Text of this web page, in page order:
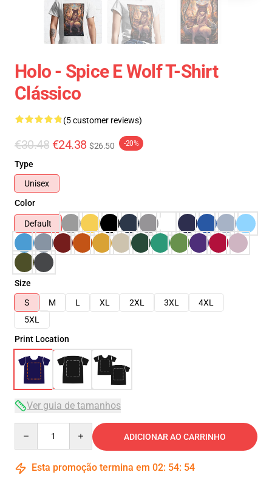
Holo - Spice E Wolf T-Shirt
Clássico
(5 customer reviews)
€30.48 €24.38 $26.50 -20%
Type
Unisex
Color
Default
Size
S
M L XL 2XL 3XL
4XL
5XL
Print Location
Ver guia de tamanhos
ADICIONAR AO CARRINHO
Esta promoção termina em 02: 54: 54